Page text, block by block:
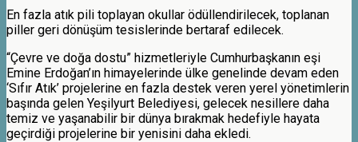
En fazla atık pili toplayan okullar ödüllendirilecek, toplanan
piller geri dönüşüm tesislerinde bertaraf edilecek.
“Çevre ve doğa dostu” hizmetleriyle Cumhurbaşkanın eşi
Emine Erdoğan’ın himayelerinde ülke genelinde devam eden
‘Sıfır Atık’ projelerine en fazla destek veren yerel yönetimlerin
başında gelen Yeşilyurt Belediyesi, gelecek nesillere daha
temiz ve yaşanabilir bir dünya bırakmak hedefiyle hayata
geçirdiği projelerine bir yenisini daha ekledi.